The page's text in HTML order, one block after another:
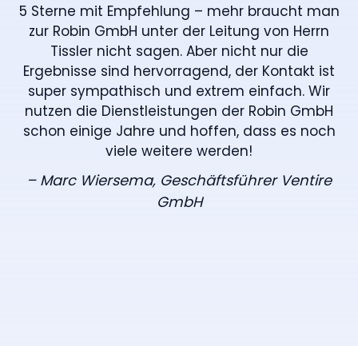
5 Sterne mit Empfehlung – mehr braucht man
zur Robin GmbH unter der Leitung von Herrn
Tissler nicht sagen. Aber nicht nur die
Ergebnisse sind hervorragend, der Kontakt ist
super sympathisch und extrem einfach. Wir
nutzen die Dienstleistungen der Robin GmbH
schon einige Jahre und hoffen, dass es noch
viele weitere werden!
– Marc Wiersema, Geschäftsführer Ventire
GmbH